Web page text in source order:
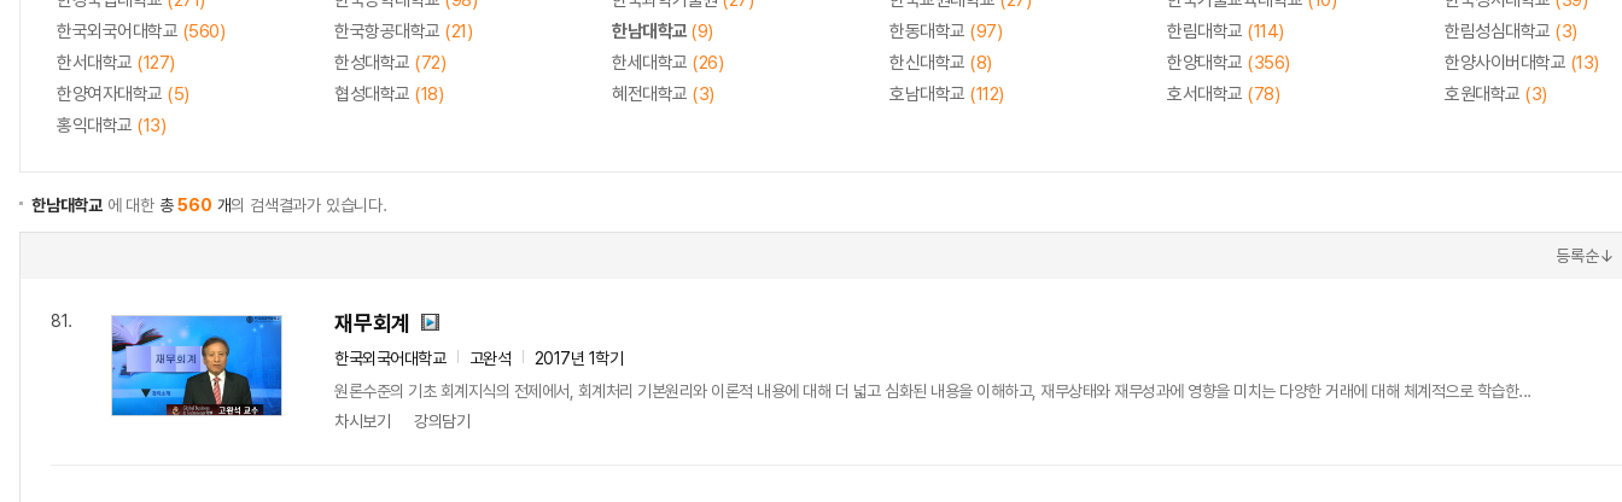
한국외국어대학교 (560) 한국항공대학교 (21) 한남대학교(9) 한동대학교 (97) 한림대학교 (114) 한림성심대학교 (3)
한서대학교 (127) 한성대학교 (72) 한세대학교 (26) 한신대학교 (8) 한양대학교 (356) 한양사이버대학교 (13)
한양여자대학교 (5) 협성대학교 (18) 혜전대학교 (3) 호남대학교 (112) 호서대학교 (78) 호원대학교 (3)
홍익대학교 (13)
한남대학교 에 대한 총560 개의 검색결과가 있습니다.
등록순↓
81. 재무회계
한국외국어대학교 고완석
2017년 1학기
원론수준의 기초 회계지식의 전제에서, 회계처리 기본원리와 이론적 내용에 대해 더 넓고 심화된 내용을 이해하고, 재무상태와 재무성과에 영향을 미치는 다양한 거래에 대해 체계적으로 학습한...
차시보기
강의담기